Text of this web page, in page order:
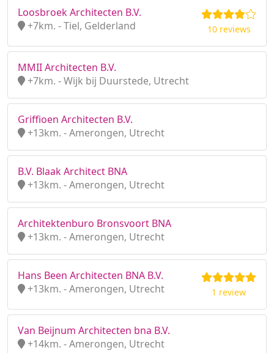
Loosbroek Architecten B.V.
+7km. - Tiel, Gelderland
10 reviews
MMII Architecten B.V.
+7km. - Wijk bij Duurstede, Utrecht
Griffioen Architecten B.V.
+13km. - Amerongen, Utrecht
B.V. Blaak Architect BNA
+13km. - Amerongen, Utrecht
Architektenburo Bronsvoort BNA
+13km. - Amerongen, Utrecht
Hans Been Architecten BNA B.V.
+13km. - Amerongen, Utrecht
1 review
Van Beijnum Architecten bna B.V.
+14km. - Amerongen, Utrecht